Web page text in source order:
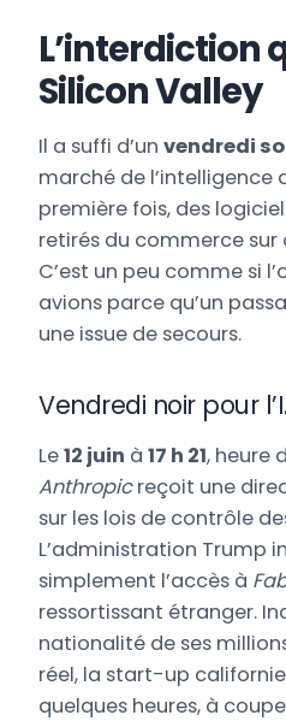
L’interdiction
Silicon Valley
Il a suffi d’unvendredi
marché de l’intelligence
première fois, des
retirés du commerce
C’est un peu comme si
avions parce qu’un
une issue de secours.
Vendredi noir pour
Le12 juin à17 h 21, heure
Anthropicreçoit une
sur les lois de contrôle
L’administration Trump
simplement l’accès à
ressortissant étranger.
nationalité de ses
réel, la start-up
quelques heures, à